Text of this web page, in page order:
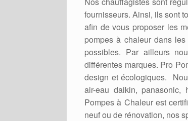
fournisseurs. Ainsi, ils sont
afin de vous proposer les
pompes à chaleur dans
possibles. Par ailleurs
différentes marques. Pro
design et écologiques.
air-eau daikin,
Pompes à Chaleur est
neuf ou de rénovation, nos